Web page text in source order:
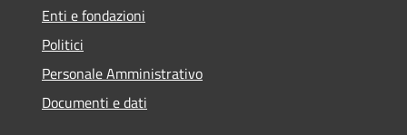
Enti e fondazioni
Politici
Personale Amministrativo
Documenti e dati